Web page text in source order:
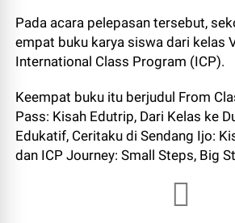
Pada acara pelepasan tersebut,
empat buku karya siswa dari kelas
International Class Program (ICP).
Keempat buku itu berjudul From
Pass: Kisah Edutrip, Dari Kelas ke
Edukatif, Ceritaku di Sendang Ijo:
dan ICP Journey: Small Steps, Big